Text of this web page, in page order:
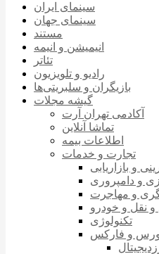
سینمای ایران
سینمای جهان
مستند
انیمیشن و انیمه
تئاتر
رادیو و تلویزیون
بازیگران و سلبریتی‌ها
گیشه مجلات
آکادمی تهران آرت
تماشا آنلاین
اطلاعات بیمه
تجارت و خدمات
و بازاریابی
و دامپروری
و مهاجرت
نقل و خودرو
تکنولوژی
بورس و فارکس